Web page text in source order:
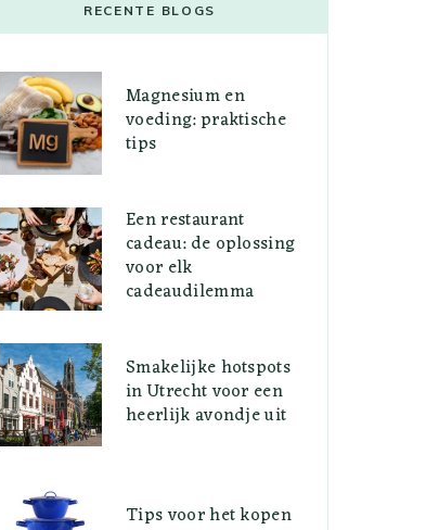
RECENTE BLOGS
Magnesium en
voeding: praktische
tips
Een restaurant
cadeau: de oplossing
voor elk
cadeaudilemma
Smakelijke hotspots
in Utrecht voor een
heerlijk avondje uit
Tips voor het kopen